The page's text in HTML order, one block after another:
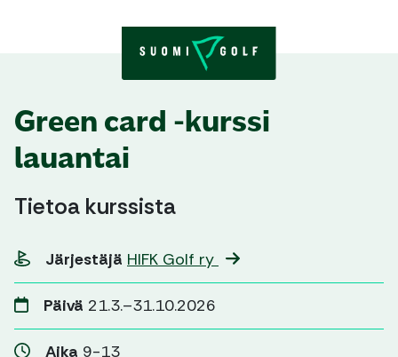
Green card -kurssi
lauantai
Tietoa kurssista
Järjestäjä HIFK Golf ry
Päivä 21.3.–31.10.2026
Aika 9-13